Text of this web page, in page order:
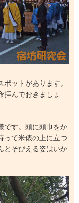
ットがあります。
拝んでおきましょ
です。頭に頭巾をか
って米俵の上に立つ
とそびえる姿はいか